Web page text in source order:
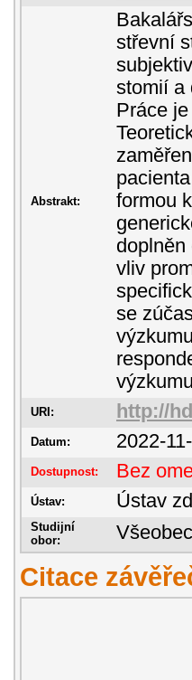
Abstrakt:
střevní
stomií a
Práce
formou
vliv
se
URI: http://
Datum: 2022-
Dostupnost: Bez
Ústav: Ústav
Studijní
obor:
Citace